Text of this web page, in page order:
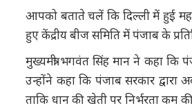
आपको बताते चलें कि दिल्ली में हुई
हुए केंद्रीय बीज समिति में पंजाब के
मुख्यमंत्री भगवंत सिंह मान ने कहा कि
उन्होंने कहा कि पंजाब सरकार
ताकि धान की खेती पर निर्भरता